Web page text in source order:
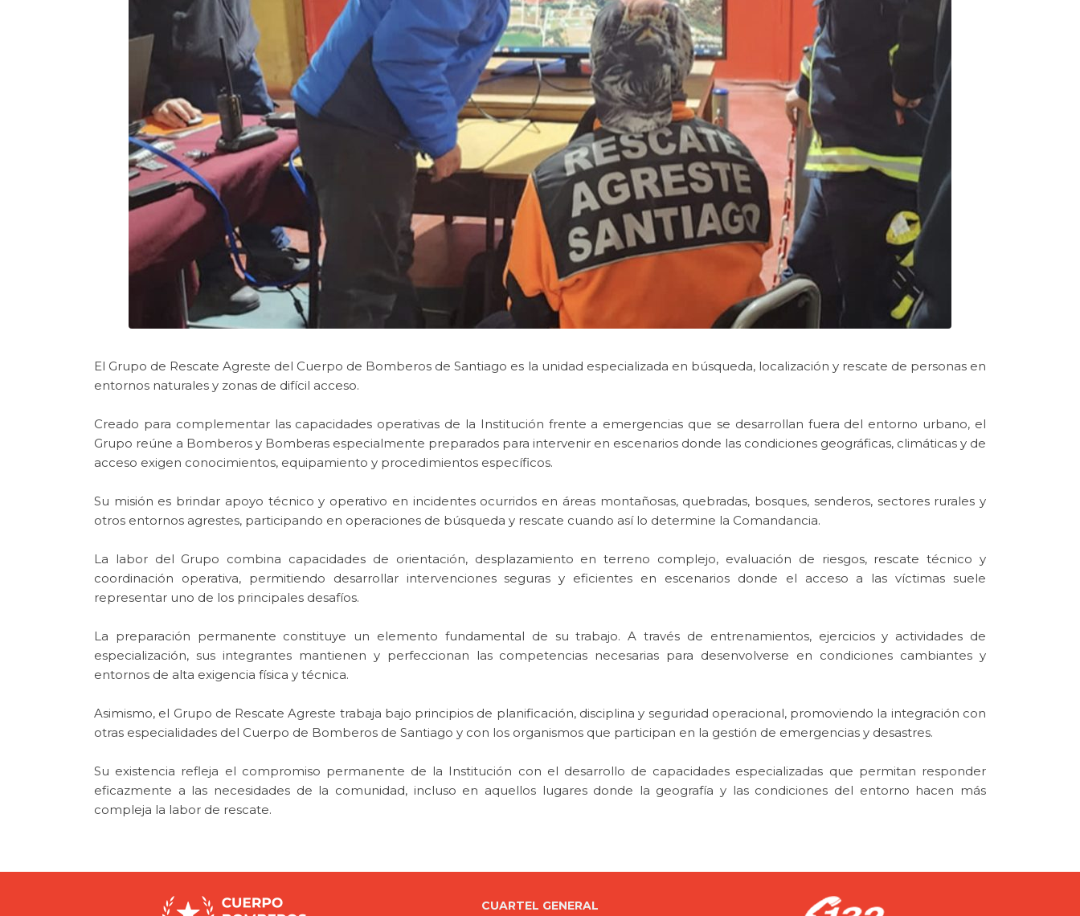
El Grupo de Rescate Agreste del Cuerpo de Bomberos de Santiago es la unidad especializada en búsqueda, localización y rescate de personas en
entornos naturales y zonas de difícil acceso.
Creado para complementar las capacidades operativas de la Institución frente a emergencias que se desarrollan fuera del entorno urbano, el
Grupo reúne a Bomberos y Bomberas especialmente preparados para intervenir en escenarios donde las condiciones geográficas, climáticas y de
acceso exigen conocimientos, equipamiento y procedimientos específicos.
Su misión es brindar apoyo técnico y operativo en incidentes ocurridos en áreas montañosas, quebradas, bosques, senderos, sectores rurales y
otros entornos agrestes, participando en operaciones de búsqueda y rescate cuando así lo determine la Comandancia.
La labor del Grupo combina capacidades de orientación, desplazamiento en terreno complejo, evaluación de riesgos, rescate técnico y
coordinación operativa, permitiendo desarrollar intervenciones seguras y eficientes en escenarios donde el acceso a las víctimas suele
representar uno de los principales desafíos.
La preparación permanente constituye un elemento fundamental de su trabajo. A través de entrenamientos, ejercicios y actividades de
especialización, sus integrantes mantienen y perfeccionan las competencias necesarias para desenvolverse en condiciones cambiantes y
entornos de alta exigencia física y técnica.
Asimismo, el Grupo de Rescate Agreste trabaja bajo principios de planificación, disciplina y seguridad operacional, promoviendo la integración con
otras especialidades del Cuerpo de Bomberos de Santiago y con los organismos que participan en la gestión de emergencias y desastres.
Su existencia refleja el compromiso permanente de la Institución con el desarrollo de capacidades especializadas que permitan responder
eficazmente a las necesidades de la comunidad, incluso en aquellos lugares donde la geografía y las condiciones del entorno hacen más
compleja la labor de rescate.
CUARTEL GENERAL